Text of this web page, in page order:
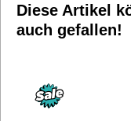
Diese Artikel
auch gefallen!